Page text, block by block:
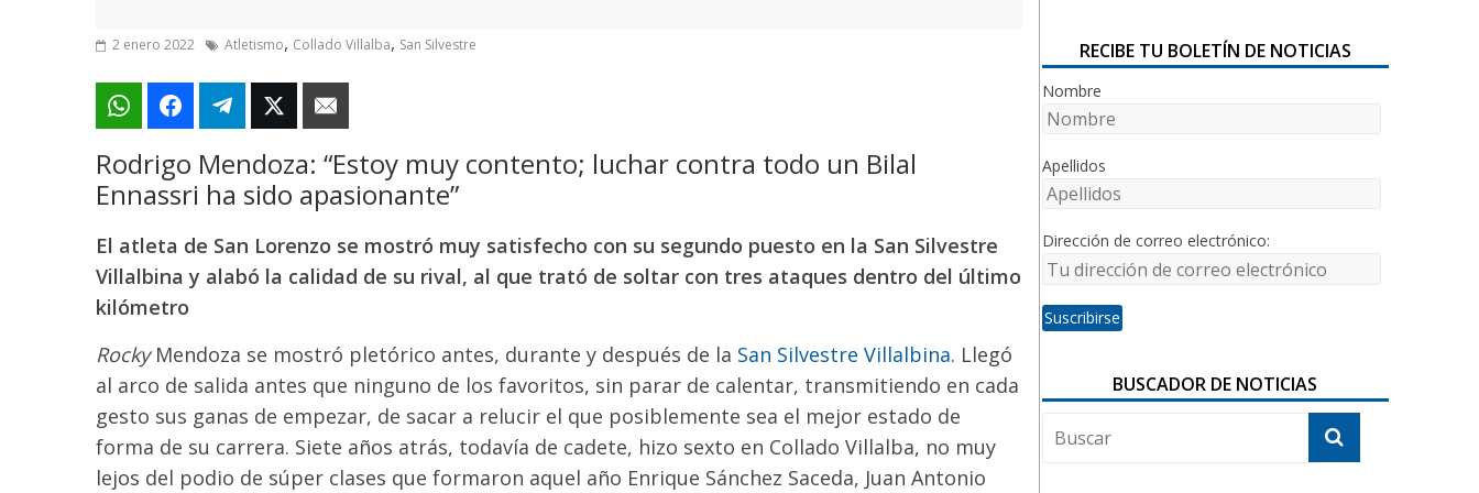
2 enero 2022 Atletismo, Collado Villalba, San Silvestre
Rodrigo Mendoza: “Estoy muy contento; luchar contra todo un Bilal
Ennassri ha sido apasionante”
El atleta de San Lorenzo se mostró muy satisfecho con su segundo puesto en la San Silvestre
Villalbina y alabó la calidad de su rival, al que trató de soltar con tres ataques dentro del último
kilómetro
RockyMendoza se mostró pletórico antes, durante y después de la San Silvestre Villalbina. Llegó
al arco de salida antes que ninguno de los favoritos, sin parar de calentar, transmitiendo en cada
gesto sus ganas de empezar, de sacar a relucir el que posiblemente sea el mejor estado de
forma de su carrera. Siete años atrás, todavía de cadete, hizo sexto en Collado Villalba, no muy
lejos del podio de súper clases que formaron aquel año Enrique Sánchez Saceda, Juan Antonio
RECIBE TU BOLETÍN DE NOTICIAS
Nombre
Apellidos
Dirección de correo electrónico:
BUSCADOR DE NOTICIAS